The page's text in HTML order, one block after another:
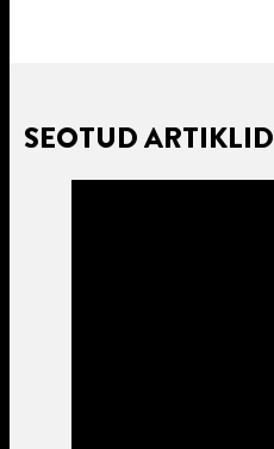
SEOTUD ARTIKLID